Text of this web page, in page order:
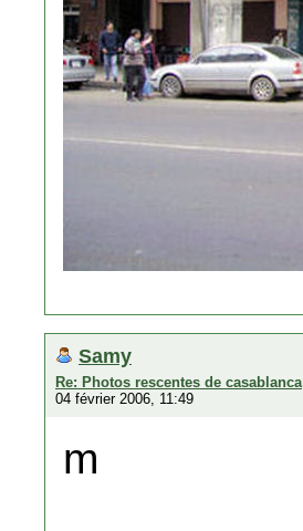
Samy
Re: Photos rescentes de casablanca
04 février 2006, 11:49
m